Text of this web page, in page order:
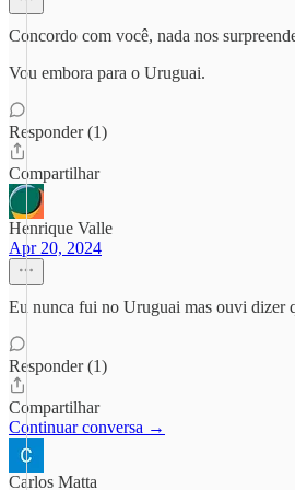
Concordo com você, nada nos
Vou embora para o Uruguai.
Responder (1)
Compartilhar
Henrique Valle
Apr 20, 2024
Eu nunca fui no Uruguai mas ouvi dizer
Responder (1)
Compartilhar
Continuar conversa →
Carlos Matta